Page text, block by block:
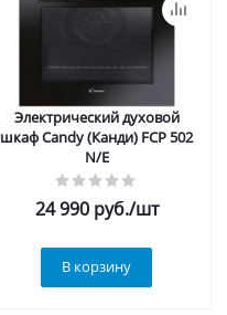
Электрический духовой
шкаф Candy (Канди) FCP 502
N/E
24 990руб./шт
В корзину